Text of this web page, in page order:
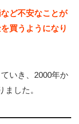
ど不安なことが
買うようになり
いき、2000年か
した。